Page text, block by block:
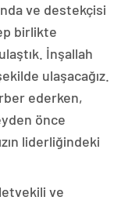
ve destekçisi
birlikte
İnşallah
ulaşacağız.
ederken,
önce
liderliğindeki
ve